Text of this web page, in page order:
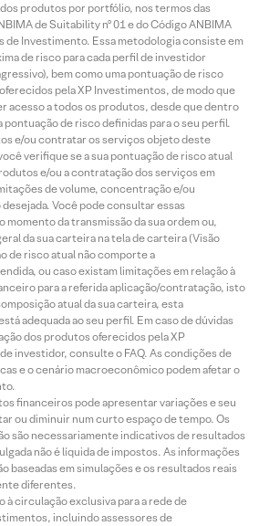
produtos por portfólio, nos termos das
de Suitability nº 01 e do Código ANBIMA
de Investimento. Essa metodologia consiste em
de risco para cada perfil de investidor
bem como uma pontuação de risco
pela XP Investimentos, de modo que
acesso a todos os produtos, desde que dentro
pontuação de risco definidas para o seu perfil.
e/ou contratar os serviços objeto deste
verifique se a sua pontuação de risco atual
e/ou a contratação dos serviços em
de volume, concentração e/ou
Você pode consultar essas
da transmissão da sua ordem ou,
da sua carteira na tela de carteira (Visão
de risco atual não comporte a
ou caso existam limitações em relação à
para a referida aplicação/contratação, isto
atual da sua carteira, esta
adequada ao seu perfil. Em caso de dúvidas
dos produtos oferecidos pela XP
investidor, consulte o FAQ. As condições de
e o cenário macroeconômico podem afetar o
financeiros pode apresentar variações e seu
ou diminuir num curto espaço de tempo. Os
são necessariamente indicativos de resultados
não é líquida de impostos. As informações
baseadas em simulações e os resultados reais
diferentes.
circulação exclusiva para a rede de
incluindo assessores de